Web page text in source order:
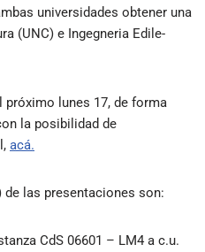
universidades obtener una
(UNC) e Ingegneria Edile-
próximo lunes 17, de forma
la posibilidad de
acá.
las presentaciones son:
CdS 06601 – LM4 a c.u.